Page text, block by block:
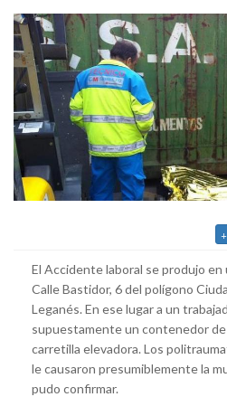
El Accidente laboral se produjo en
Calle Bastidor, 6 del polígono
Leganés. En ese lugar a un
supuestamente un contenedor
carretilla elevadora. Los
le causaron presumiblemente la
pudo confirmar.